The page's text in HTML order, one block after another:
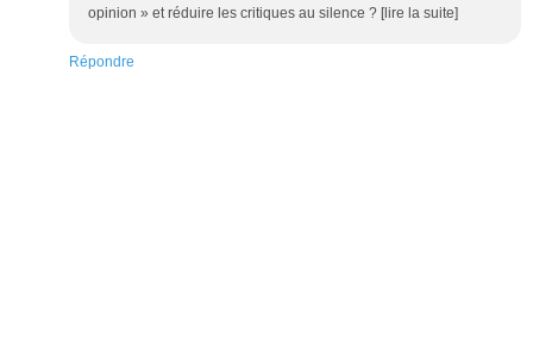
opinion » et réduire les critiques au silence ? [lire la suite]
Répondre